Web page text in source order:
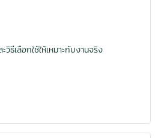
วิธีเลือกใช้ให้เหมาะกับงานจริง